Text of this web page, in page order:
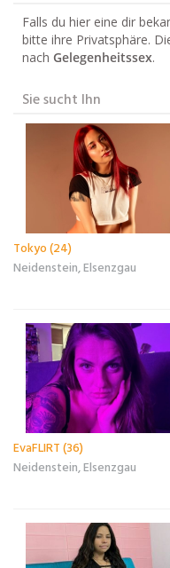
Falls du hier eine dir
bitte ihre Privatsphäre.
nach Gelegenheitssex.
Sie sucht Ihn
Tokyo (24)
Neidenstein, Elsenzgau
EvaFLIRT (36)
Neidenstein, Elsenzgau